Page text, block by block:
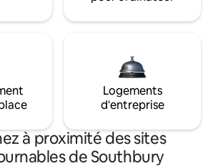
Logements
d'entreprise
à proximité des sites
de Southbury